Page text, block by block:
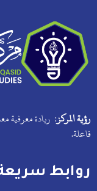
رؤية المركز: ريادة معرفية
فاعلة.
روابط